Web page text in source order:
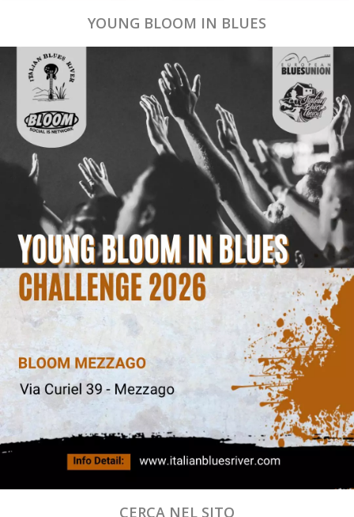
YOUNG BLOOM IN BLUES
CERCA NEL SITO